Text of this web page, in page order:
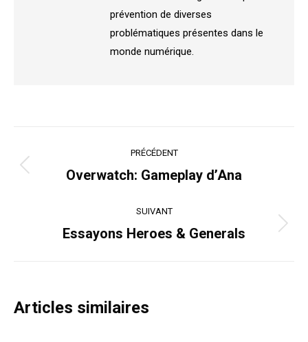
prévention de diverses
problématiques présentes dans le
monde numérique.
article
PRÉCÉDENT
Article
:
Overwatch: Gameplay d’Ana
SUIVANT
Article
Essayons Heroes & Generals
Articles similaires